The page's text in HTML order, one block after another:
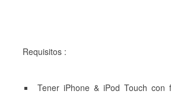
Requisitos :
Tener iPhone & iPod Touch con